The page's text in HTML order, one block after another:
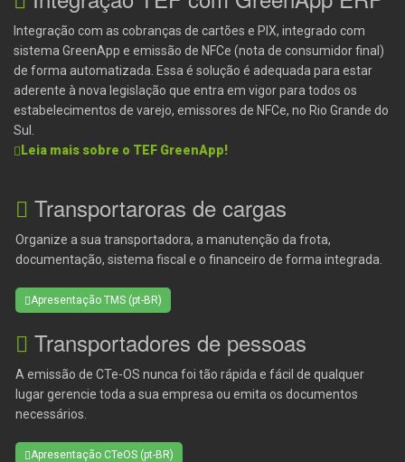
Integração com as cobranças de cartões e PIX, integrado com
sistema GreenApp e emissão de NFCe (nota de consumidor final)
de forma automatizada. Essa é solução é adequada para estar
aderente à nova legislação que entra em vigor para todos os
estabelecimentos de varejo, emissores de NFCe, no Rio Grande do
Sul.
Leia mais sobre o TEF GreenApp!
Transportaroras de cargas
Organize a sua transportadora, a manutenção da frota,
documentação, sistema fiscal e o financeiro de forma integrada.
Apresentação TMS (pt-BR)
Transportadores de pessoas
A emissão de CTe-OS nunca foi tão rápida e fácil de qualquer
lugar gerencie toda a sua empresa ou emita os documentos
necessários.
Apresentação CTeOS (pt-BR)